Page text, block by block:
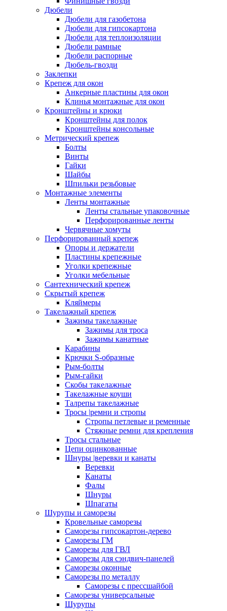
Дюбели
Дюбели для газобетона
Дюбели для гипсокартона
Дюбели для теплоизоляции
Дюбели рамные
Дюбели распорные
Дюбель-гвозди
Заклепки
Крепеж для окон
Анкерные пластины для окон
Клинья монтажные для окон
Кронштейны и крюки
Кронштейны для полок
Кронштейны консольные
Метрический крепеж
Болты
Винты
Гайки
Шайбы
Шпильки резьбовые
Монтажные элементы
Ленты монтажные
Ленты стальные упаковочные
Перфорированные ленты
Червячные хомуты
Перфорированный крепеж
Опоры и держатели
Пластины крепежные
Уголки крепежные
Уголки мебельные
Сантехнический крепеж
Скрытый крепеж
Кляймеры
Такелажный крепеж
Зажимы такелажные
Зажимы для троса
Зажимы канатные
Карабины
Крючки S-образные
Рым-болты
Рым-гайки
Скобы такелажные
Такелажные коуши
Талрепы такелажные
Тросы |ремни и стропы
Стропы петлевые и ременные
Стяжные ремни для крепления
Тросы стальные
Цепи оцинкованные
Шнуры |веревки и канаты
Веревки
Канаты
Фалы
Шнуры
Шпагаты
Шурупы и саморезы
Кровельные саморезы
Саморезы гипсокартон-дерево
Саморезы ГМ
Саморезы для ГВЛ
Саморезы для сэндвич-панелей
Саморезы оконные
Саморезы по металлу
Саморезы с прессшайбой
Саморезы универсальные
Шурупы